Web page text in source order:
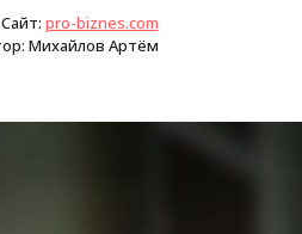
Сайт: pro-biznes.com
Михайлов Артём